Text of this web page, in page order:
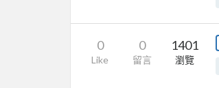
0
Like
0
留言
1401
瀏覽